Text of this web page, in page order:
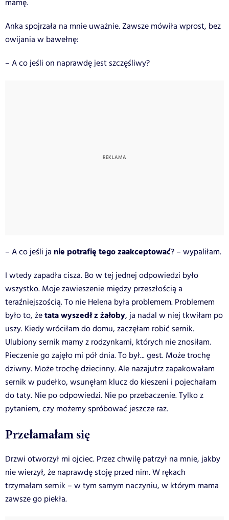
mamę.
Anka spojrzała na mnie uważnie. Zawsze mówiła wprost, bez
owijania w bawełnę:
– A co jeśli on naprawdę jest szczęśliwy?
– A co jeśli ja nie potrafię tego zaakceptować? – wypaliłam.
I wtedy zapadła cisza. Bo w tej jednej odpowiedzi było
wszystko. Moje zawieszenie między przeszłością a
teraźniejszością. To nie Helena była problemem. Problemem
było to, żetata wyszedł z żałoby, ja nadal w niej tkwiłam po
uszy. Kiedy wróciłam do domu, zaczęłam robić sernik.
Ulubiony sernik mamy z rodzynkami, których nie znosiłam.
Pieczenie go zajęło mi pół dnia. To był... gest. Może trochę
dziwny. Może trochę dziecinny.Ale nazajutrz zapakowałam
sernik w pudełko, wsunęłam klucz do kieszeni i pojechałam
do taty. Nie po odpowiedzi. Nie po przebaczenie. Tylko z
pytaniem, czy możemy spróbować jeszcze raz.
Przełamałam się
Drzwi otworzył mi ojciec. Przez chwilę patrzył na mnie, jakby
nie wierzył, że naprawdę stoję przed nim. W rękach
trzymałam sernik – w tym samym naczyniu, w którym mama
zawsze go piekła.